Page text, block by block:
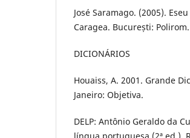
José Saramago. (2005).
Caragea. București: Polirom.
DICIONÁRIOS
Houaiss, A. 2001. Grande
Janeiro: Objetiva.
DELP: Antônio Geraldo da